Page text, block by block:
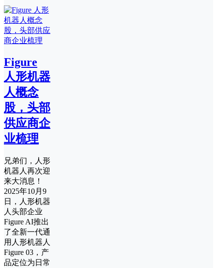
Figure
人形机器
人概念
股，头部
供应商企
业梳理
兄弟们，人形
机器人再次迎
来大消息！
2025年10月9
日，人形机器
人头部企业
Figure AI推出
了全新一代通
用人形机器人
Figure 03，产
品定位为日常